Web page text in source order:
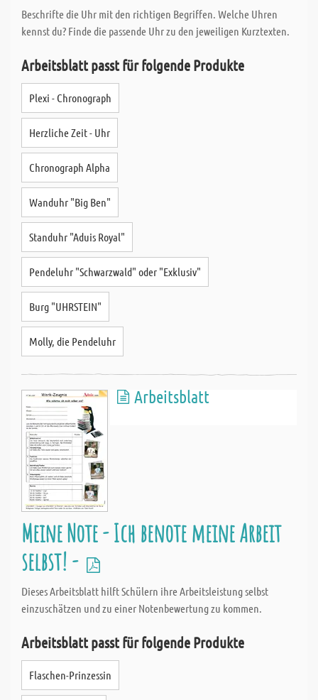
Beschrifte die Uhr mit den richtigen Begriffen. Welche Uhren
kennst du? Finde die passende Uhr zu den jeweiligen Kurztexten.
Arbeitsblatt passt für folgende Produkte
Plexi - Chronograph
Herzliche Zeit - Uhr
Chronograph Alpha
Wanduhr "Big Ben"
Standuhr "Aduis Royal"
Pendeluhr "Schwarzwald" oder "Exklusiv"
Burg "UHRSTEIN"
Molly, die Pendeluhr
Arbeitsblatt
Meine Note - Ich benote meine Arbeit
selbst! -
Dieses Arbeitsblatt hilft Schülern ihre Arbeitsleistung selbst
einzuschätzen und zu einer Notenbewertung zu kommen.
Arbeitsblatt passt für folgende Produkte
Flaschen-Prinzessin